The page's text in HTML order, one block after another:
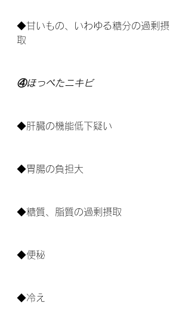
◆甘いもの、いわゆる糖分の過剰摂
取
④ほっぺたニキビ
◆肝臓の機能低下疑い
◆胃腸の負担大
◆糖質、脂質の過剰摂取
◆便秘
◆冷え